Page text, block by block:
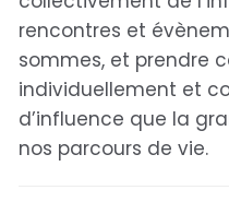
rencontres et
sommes, et prendre
individuellement et
d’influence que la
nos parcours de vie.